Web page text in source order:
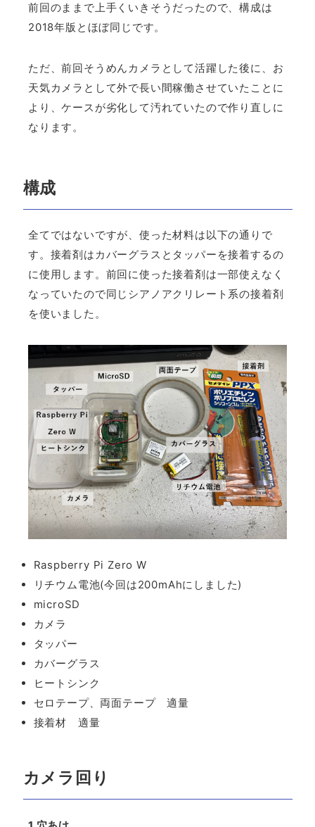
前回のままで上手くいきそうだったので、構成は
2018年版とほぼ同じです。
ただ、前回そうめんカメラとして活躍した後に、お
天気カメラとして外で長い間稼働させていたことに
より、ケースが劣化して汚れていたので作り直しに
なります。
構成
全てではないですが、使った材料は以下の通りで
す。接着剤はカバーグラスとタッパーを接着するの
に使用します。前回に使った接着剤は一部使えなく
なっていたので同じシアノアクリレート系の接着剤
を使いました。
Raspberry Pi Zero W
リチウム電池(今回は200mAhにしました)
microSD
カメラ
タッパー
カバーグラス
ヒートシンク
セロテープ、両面テープ 適量
接着材 適量
カメラ回り